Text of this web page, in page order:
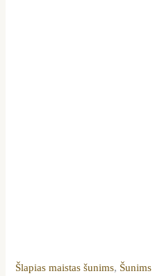
Šlapias maistas šunims, Šunims